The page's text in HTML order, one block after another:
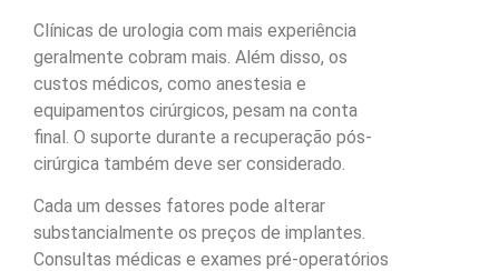
Clínicas de urologia com mais experiência
geralmente cobram mais. Além disso, os
custos médicos, como anestesia e
equipamentos cirúrgicos, pesam na conta
final. O suporte durante a recuperação pós-
cirúrgica também deve ser considerado.
Cada um desses fatores pode alterar
substancialmente os preços de implantes.
Consultas médicas e exames pré-operatórios